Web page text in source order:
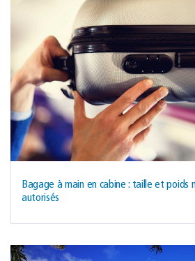
Bagage à main en cabine : taille et poids
autorisés